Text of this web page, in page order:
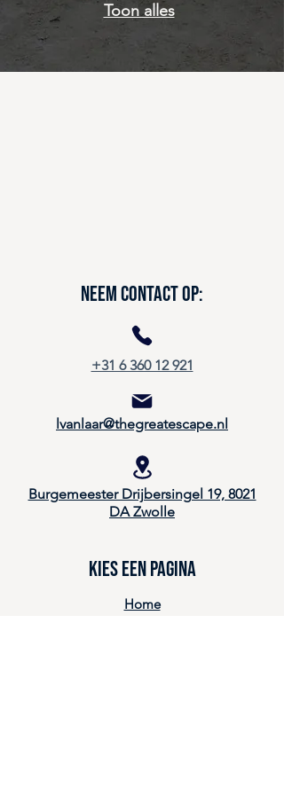
Toon alles
Neem contact op:
+31 6 360 12 921
lvanlaar@thegreatescape.nl
Burgemeester Drijbersingel 19, 8021
DA Zwolle
Kies een pagina
Home